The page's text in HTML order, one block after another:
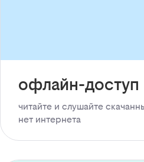
офлайн-доступ
читайте и слушайте
нет интернета